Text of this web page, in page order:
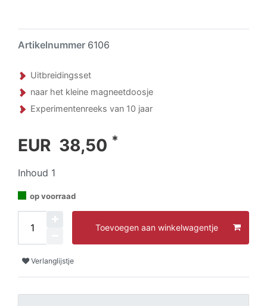
Artikelnummer 6106
Uitbreidingsset
naar het kleine magneetdoosje
Experimentenreeks van 10 jaar
EUR 38,50 *
Inhoud 1
op voorraad
Toevoegen aan winkelwagentje
Verlanglijstje